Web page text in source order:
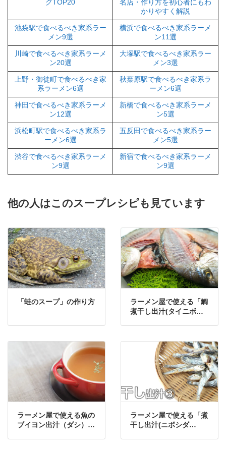
グTOP20
名店・作り方を初心者にもわ
かりやすく解説
池袋駅で食べるべき家系ラー
メン9選
横浜で食べるべき家系ラーメ
ン11選
川崎で食べるべき家系ラーメ
ン20選
大塚駅で食べるべき家系ラー
メン3選
上野・御徒町で食べるべき家
系ラーメン6選
秋葉原駅で食べるべき家系ラ
ーメン6選
神田で食べるべき家系ラーメ
ン12選
新橋で食べるべき家系ラーメ
ン5選
浜松町駅で食べるべき家系ラ
ーメン6選
五反田で食べるべき家系ラー
メン5選
渋谷で食べるべき家系ラーメ
ン9選
新宿で食べるべき家系ラーメ
ン9選
他の人はこのスープレシピも見ています
「蛙のスープ」の作り方
ラーメン屋で使える「鯛
煮干し出汁(タイニボシ
ラーメン屋で使える魚の
ブイヨン出汁（ダシ）の
ラーメン屋で使える「煮
干し出汁(ニボシダ